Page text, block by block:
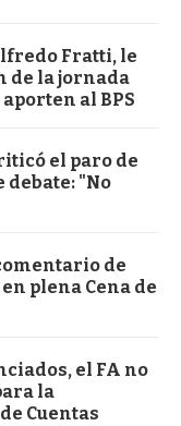
Fratti, le
de la jornada
al BPS
el paro de
"No
de
plena Cena de
el FA no
la
Cuentas